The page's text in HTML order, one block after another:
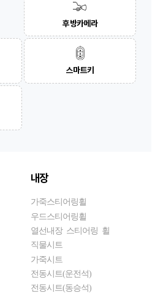
후방카메라
스마트키
내장
가죽스티어링휠
우드스티어링휠
열선내장 스티어링 휠
직물시트
가죽시트
전동시트(운전석)
전동시트(동승석)